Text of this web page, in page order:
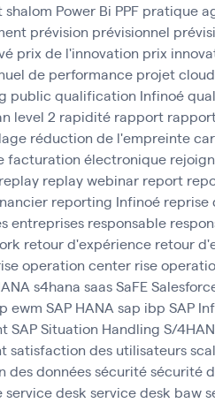
Power Bi PPF pratique
prévision prévisionnel
prix de l'innovation prix
de performance projet cloud
public qualification Infinoé
level 2 rapidité rapport
réduction de l'empreinte
facturation électronique
replay replay webinar report
reporting Infinoé reprise
entreprises responsable
retour d'expérience retour
operation center rise
s4hana saasSaFE
ewm SAP HANA sap ibp SAP
SAP Situation Handling S/
satisfaction des utilisateurs
des donnéessécuritésécurité
service desk service desk baw